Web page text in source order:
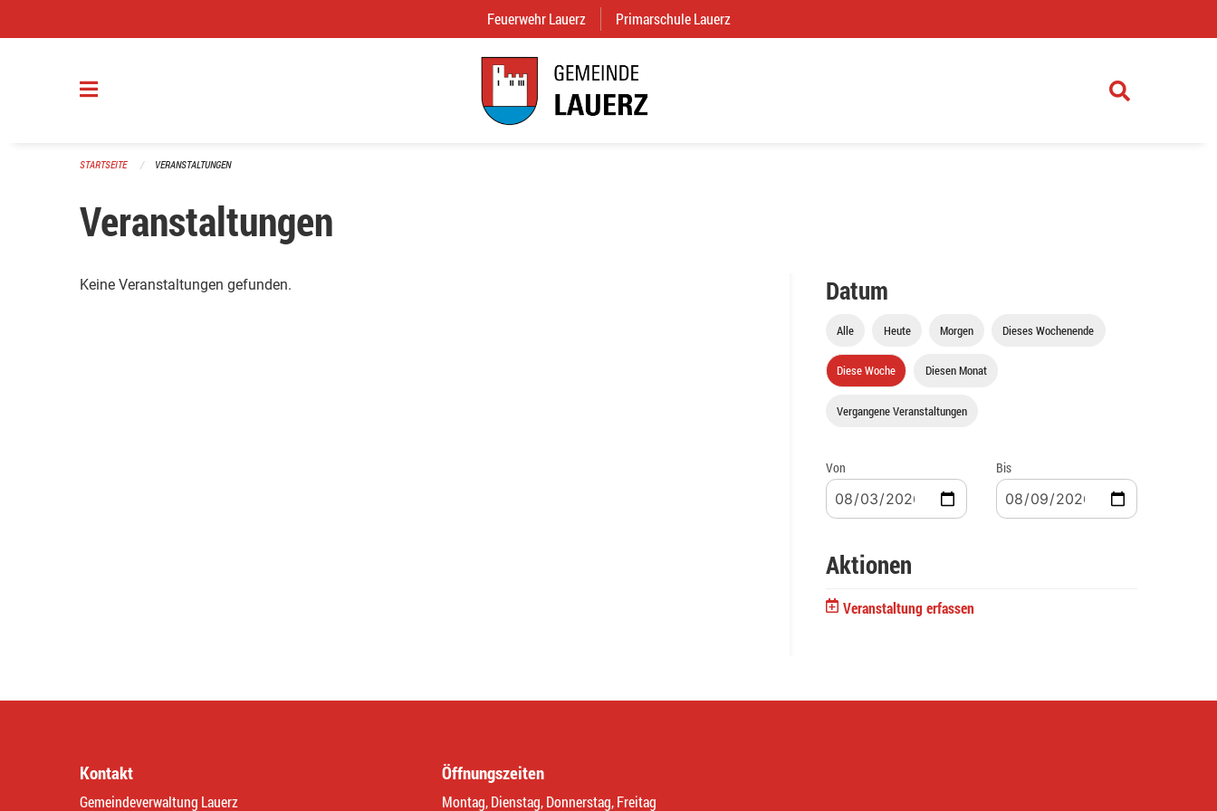
Feuerwehr Lauerz (External Link)
Primarschule Lauerz
STARTSEITE VERANSTALTUNGEN
Veranstaltungen
Keine Veranstaltungen gefunden. Datum
Alle Heute Morgen Dieses Wochenende
Diese Woche Diesen Monat
Vergangene Veranstaltungen
Von Bis
Aktionen
Veranstaltung erfassen
Kontakt
Gemeindeverwaltung Lauerz
Öffnungszeiten
Montag, Dienstag, Donnerstag, Freitag